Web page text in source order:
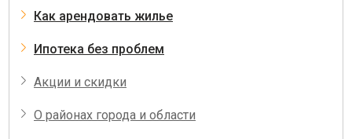
Как арендовать жилье
Ипотека без проблем
Акции и скидки
О районах города и области